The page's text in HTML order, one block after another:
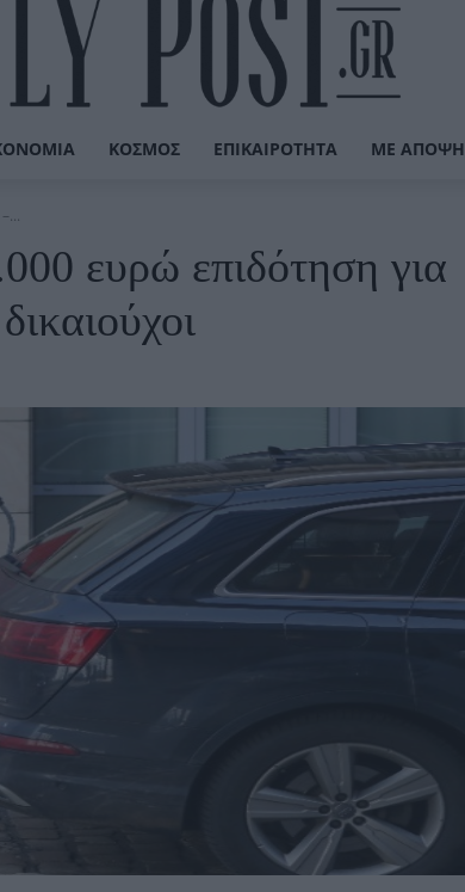
ΚΌΣΜΟΣ ΕΠΙΚΑΙΡΌΤΗΤΑ ΜΕ ΆΠΟΨΗ
ευρώ επιδότηση για